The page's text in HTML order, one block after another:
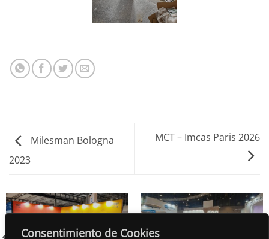
Consentimiento de Cookies
Milesman Bologna
2023
MCT – Imcas Paris 2026